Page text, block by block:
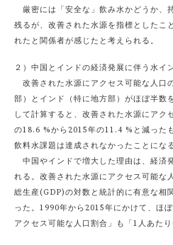
厳密には「安全な」飲み水かどうか、
残るが、改善された水源を指標としたこ
れたと関係者が感じたと考えられる。
２）中国とインドの経済発展に伴う水イ
改善された水源にアクセス可能な人口
部）とインド（特に地方部）がほぼ半数
して計算すると、改善された水源にアク
の18.6 %から2015年の11.4 %と減った
飲料水課題は達成されなかったことになる
中国やインドで増大した理由は、経済
れる。改善された水源にアクセス可能な
総生産(GDP)の対数と統計的に有意な相
った。1990年から2015年にかけて、ほ
アクセス可能な人口割合」も「1人あたり